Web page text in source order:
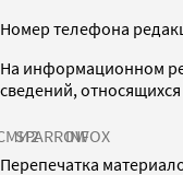
Номер телефона
На информационном
сведений,
SPARROWINFOX
Перепечатка